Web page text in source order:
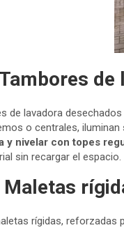
Tambores de
de lavadora
o centrales,
y nivelar con topes
sin recargar el espacio.
Maletas
rígidas, reforzadas